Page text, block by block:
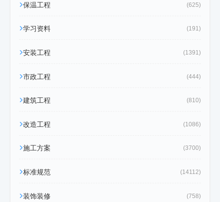
保温工程 (625)
学习资料 (191)
安装工程 (1391)
市政工程 (444)
建筑工程 (810)
改造工程 (1086)
施工方案 (3700)
标准规范 (14112)
装饰装修 (758)